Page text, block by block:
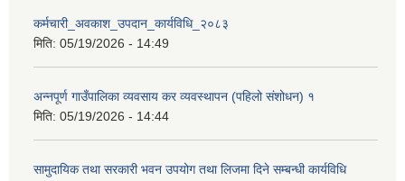
कर्मचारी_अवकाश_उपदान_कार्यविधि_२०८३
मिति: 05/19/2026 - 14:49
अन्नपूर्ण गाउँपालिका व्यवसाय कर व्यवस्थापन (पहिलो संशोधन) १
मिति: 05/19/2026 - 14:44
सामुदायिक तथा सरकारी भवन उपयोग तथा लिजमा दिने सम्बन्धी कार्यविधि